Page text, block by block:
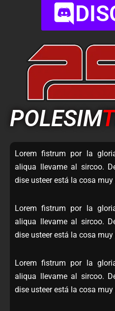
POLESIM
Lorem fistrum por la
aliqua llevame al sircoo.
dise usteer está la cosa muy
Lorem fistrum por la
aliqua llevame al sircoo.
dise usteer está la cosa muy
Lorem fistrum por la
aliqua llevame al sircoo.
dise usteer está la cosa muy